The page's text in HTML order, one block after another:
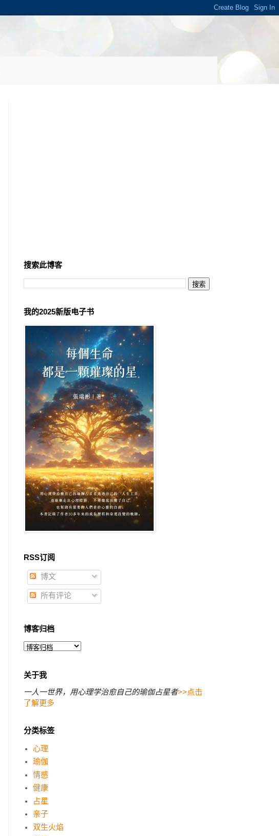
搜索此博客
我的2025新版电子书
RSS订阅
博文
所有评论
博客归档
关于我
一人一世界，用心理学治愈自己的瑜伽占星者>>点击
了解更多
分类标签
心理
瑜伽
情感
健康
占星
亲子
双生火焰